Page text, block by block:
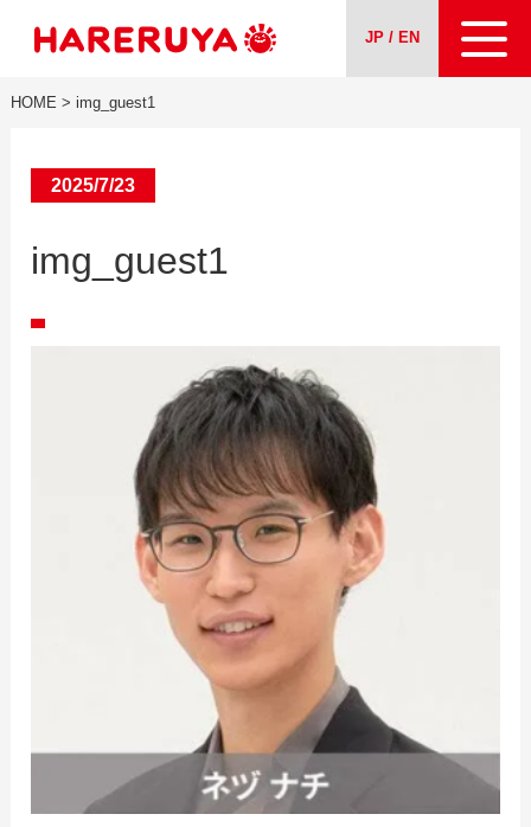
JP / EN
About us
Our Services
HOME > img_guest1
2025/7/23
img_guest1